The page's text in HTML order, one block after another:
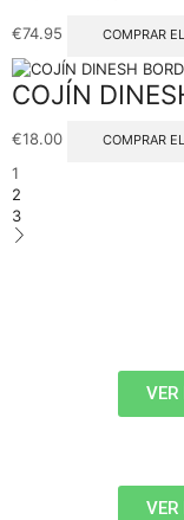
€74.95 COMPRAR
COJÍN
€18.00 COMPRAR
1
2
3